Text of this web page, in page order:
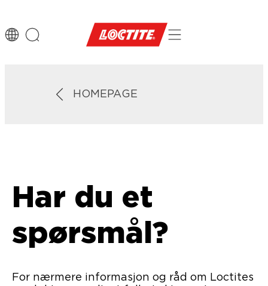
HOMEPAGE
Har du et
spørsmål?
For nærmere informasjon og råd om Loctites